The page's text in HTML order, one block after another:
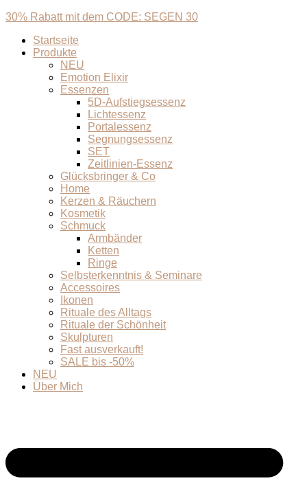
30% Rabatt mit dem CODE: SEGEN 30
Startseite
Produkte
NEU
Emotion Elixir
Essenzen
5D-Aufstiegsessenz
Lichtessenz
Portalessenz
Segnungsessenz
SET
Zeitlinien-Essenz
Glücksbringer & Co
Home
Kerzen & Räuchern
Kosmetik
Schmuck
Armbänder
Ketten
Ringe
Selbsterkenntnis & Seminare
Accessoires
Ikonen
Rituale des Alltags
Rituale der Schönheit
Skulpturen
Fast ausverkauft!
SALE bis -50%
NEU
Über Mich